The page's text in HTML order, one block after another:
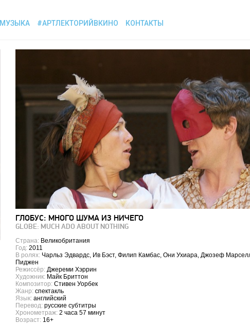
МУЗЫКА #АРТЛЕКТОРИЙВКИНО КОНТАКТЫ
ГЛОБУС: МНОГО ШУМА ИЗ НИЧЕГО
GLOBE: MUCH ADO ABOUT NOTHING
Страна: Великобритания
Год: 2011
В ролях: Чарльз Эдвардс, Ив Бэст, Филип Камбас, Они Ухиара, Джозеф
Пиджен
Режиссёр: Джереми Хэррин
Художник: Майк Бриттон
Композитор: Стивен Уорбек
Жанр: спектакль
Язык: английский
Перевод: русские субтитры
Хронометраж: 2 часа 57 минут
Возраст: 16+